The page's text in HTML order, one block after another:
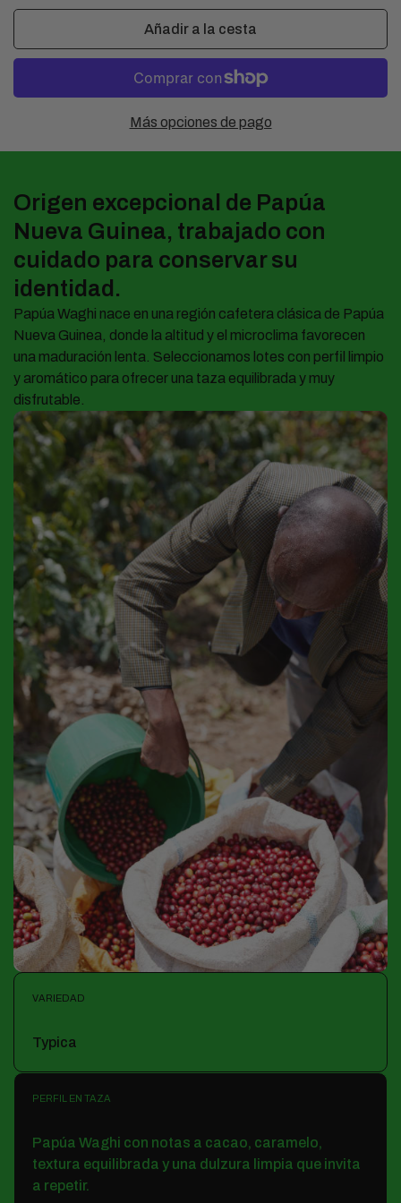
Añadir a la cesta
Más opciones de pago
Origen excepcional de Papúa
Nueva Guinea, trabajado con
cuidado para conservar su
identidad.
Papúa Waghi nace en una región cafetera clásica de Papúa
Nueva Guinea, donde la altitud y el microclima favorecen
una maduración lenta. Seleccionamos lotes con perfil limpio
y aromático para ofrecer una taza equilibrada y muy
disfrutable.
VARIEDAD
Typica
PERFIL EN TAZA
Papúa Waghi con notas a cacao, caramelo,
textura equilibrada y una dulzura limpia que invita
a repetir.